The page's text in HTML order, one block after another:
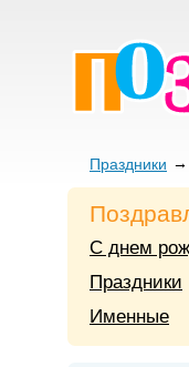
Праздники
С днем
Праздники
Именные